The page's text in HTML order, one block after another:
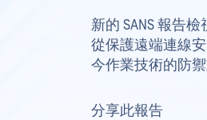
新的 SANS 報告
從保護遠端連線
今作業技術的防禦
分享此報告